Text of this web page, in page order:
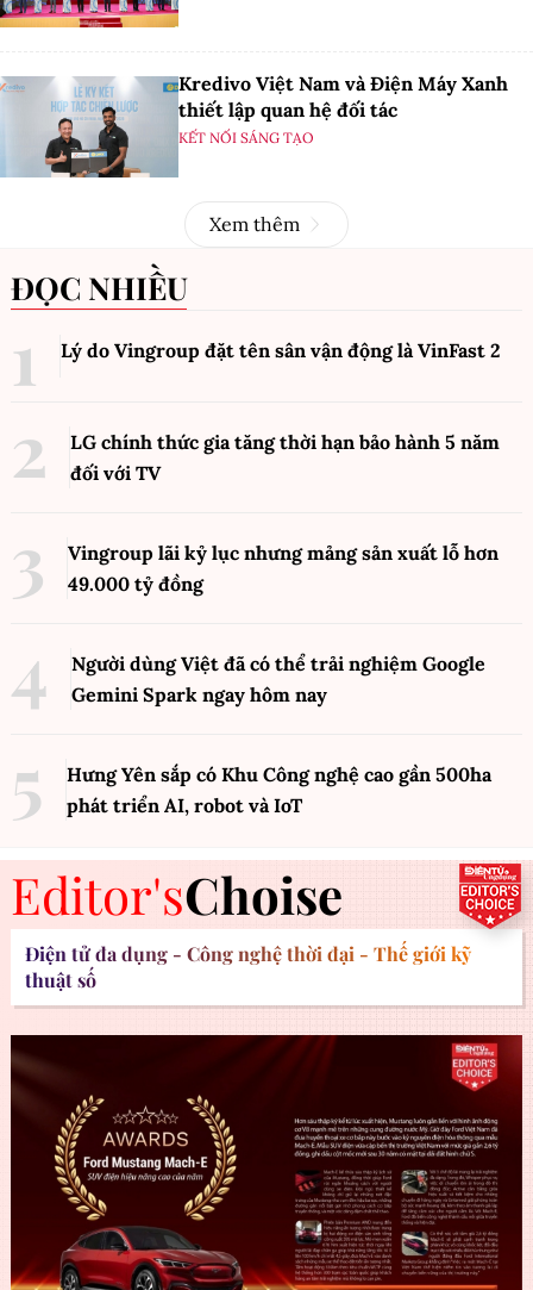
Kredivo Việt Nam và Điện Máy Xanh
thiết lập quan hệ đối tác
KẾT NỐI SÁNG TẠO
Xem thêm
ĐỌC NHIỀU
Lý do Vingroup đặt tên sân vận động là VinFast 2
LG chính thức gia tăng thời hạn bảo hành 5 năm
đối với TV
Vingroup lãi kỷ lục nhưng mảng sản xuất lỗ hơn
49.000 tỷ đồng
Người dùng Việt đã có thể trải nghiệm Google
Gemini Spark ngay hôm nay
Hưng Yên sắp có Khu Công nghệ cao gần 500ha
phát triển AI, robot và IoT
Editor'sChoise
Điện tử đa dụng - Công nghệ thời đại - Thế giới kỹ
thuật số